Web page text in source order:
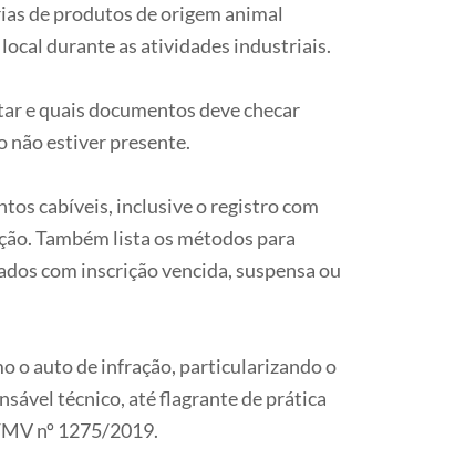
de produtos de origem animal
durante as atividades industriais.
e quais documentos deve checar
não estiver presente.
cabíveis, inclusive o registro com
Também lista os métodos para
com inscrição vencida, suspensa ou
o auto de infração, particularizando o
técnico, até flagrante de prática
nº 1275/2019.